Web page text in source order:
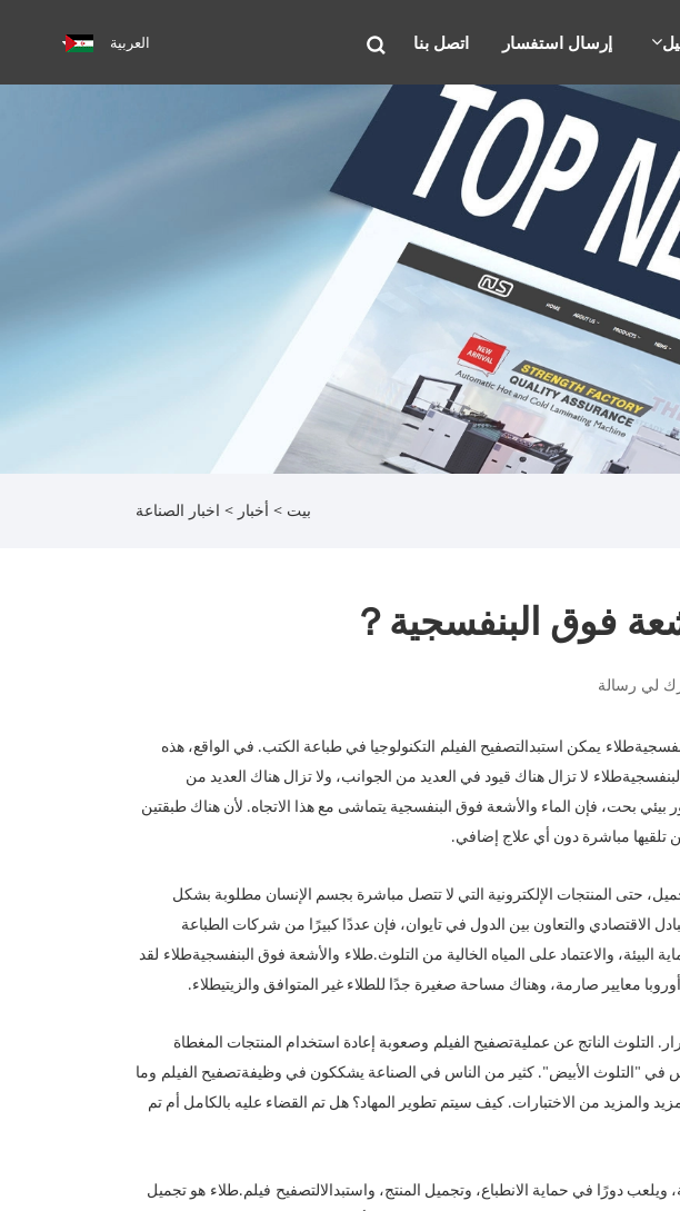
إرسال استفسار اتصل بنا العربية
بيت > أخبار > اخبار الصناعة
فوق البنفسجية？
لي رسالة
طلاء يمكن استبدالتصفيح الفيلم
التكنولوجيا في طباعة الكتب. في الواقع، هذه
طلاء لا تزال هناك قيود في العديد من الجوانب، ولا تزال هناك العديد من
بحت، فإن الماء والأشعة فوق البنفسجية يتماشى مع هذا الاتجاه. لأن هناك طبقتين
تلقيها مباشرة دون أي علاج إضافي.
حتى المنتجات الإلكترونية التي لا تتصل مباشرة بجسم الإنسان مطلوبة بشكل
الاقتصادي والتعاون بين الدول في تايوان، فإن عددًا كبيرًا من شركات الطباعة
البيئة، والاعتماد على المياه الخالية من التلوث.طلاء والأشعة فوق البنفسجيةطلاء لقد
معايير صارمة، وهناك مساحة صغيرة جدًا للطلاء غير المتوافق والزيتيطلاء.
التلوث الناتج عن عمليةتصفيح الفيلم وصعوبة إعادة استخدام المنتجات المغطاة
في "التلوث الأبيض". كثير من الناس في الصناعة يشككون في وظيفةتصفيح الفيلم وما
والمزيد من الاختبارات. كيف سيتم تطوير المهاد؟ هل تم القضاء عليه بالكامل أم تم
دورًا في حماية الانطباع، وتجميل المنتج، واستبدالالتصفيح فيلم.طلاء هو تجميل